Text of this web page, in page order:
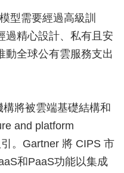
型需要經過高級訓
過精心設計、私有且安
動全球公有雲服務支出
將被雲端基礎結構和
and platform
。Gartner 將 CIPS 市
和PaaS功能以集成